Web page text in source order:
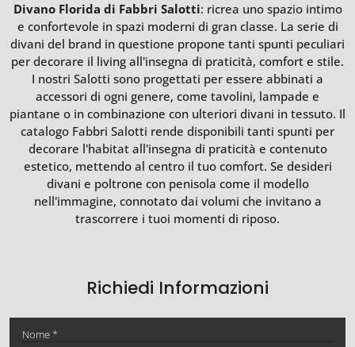
Divano Florida di Fabbri Salotti: ricrea uno spazio intimo
e confortevole in spazi moderni di gran classe. La serie di
divani del brand in questione propone tanti spunti peculiari
per decorare il living all'insegna di praticità, comfort e stile.
I nostri Salotti sono progettati per essere abbinati a
accessori di ogni genere, come tavolini, lampade e
piantane o in combinazione con ulteriori divani in tessuto. Il
catalogo Fabbri Salotti rende disponibili tanti spunti per
decorare l'habitat all'insegna di praticità e contenuto
estetico, mettendo al centro il tuo comfort. Se desideri
divani e poltrone con penisola come il modello
nell'immagine, connotato dai volumi che invitano a
trascorrere i tuoi momenti di riposo.
Richiedi Informazioni